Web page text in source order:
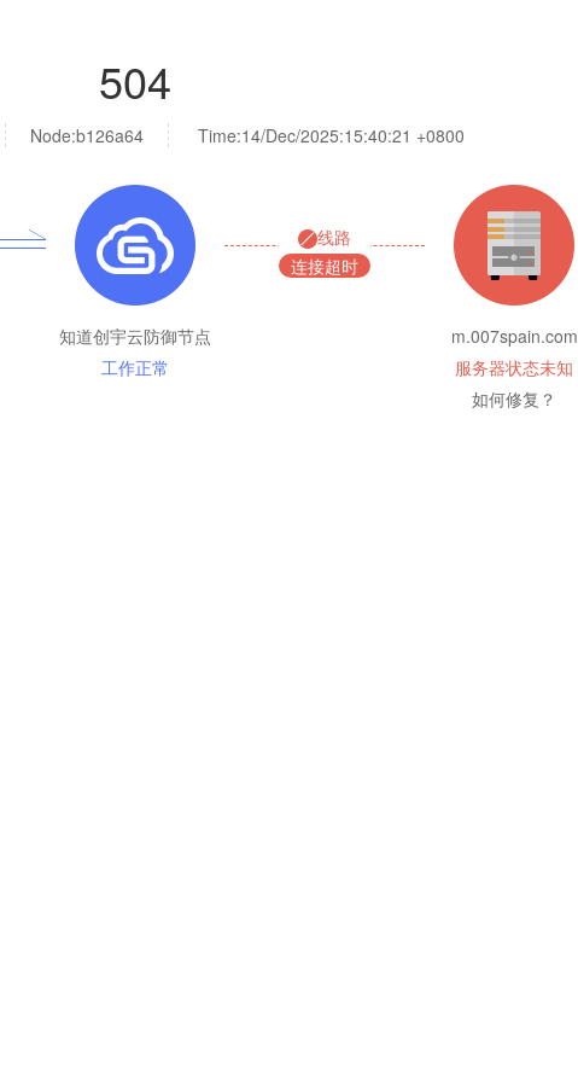
504
Node:b126a64 Time:14/Dec/2025:15:40:21 +0800
知道创宇云防御节点
工作正常
线路
连接超时
m.007spain.com
服务器状态未知
如何修复？